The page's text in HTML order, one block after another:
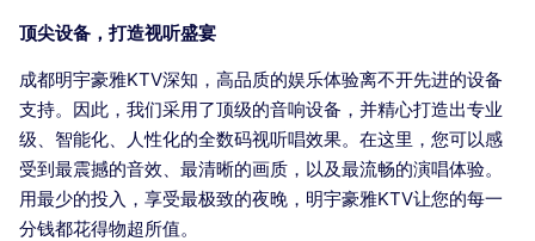
顶尖设备，打造视听盛宴
成都明宇豪雅KTV深知，高品质的娱乐体验离不开先进的设备
支持。因此，我们采用了顶级的音响设备，并精心打造出专业
级、智能化、人性化的全数码视听唱效果。在这里，您可以感
受到最震撼的音效、最清晰的画质，以及最流畅的演唱体验。
用最少的投入，享受最极致的夜晚，明宇豪雅KTV让您的每一
分钱都花得物超所值。